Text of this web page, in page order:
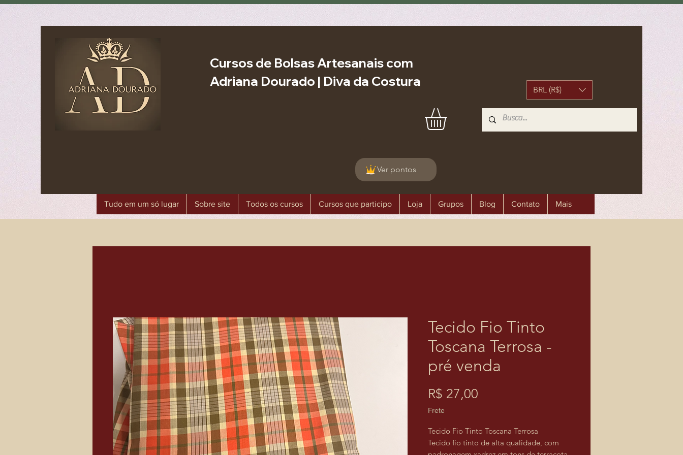
Cursos de Bolsas Artesanais com
Adriana Dourado | Diva da Costura
BRL (R$)
Ver pontos
Tudo em um só lugar Sobre site Todos os cursos Cursos que participo Loja Grupos Blog Contato Mais
Tecido Fio Tinto
Toscana Terrosa -
pré venda
R$ 27,00
Frete
Tecido Fio Tinto Toscana Terrosa
Tecido fio tinto de alta qualidade, com